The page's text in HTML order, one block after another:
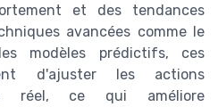
et des tendances
avancées comme le
modèles prédictifs, ces
d'ajuster les actions
réel, ce qui améliore